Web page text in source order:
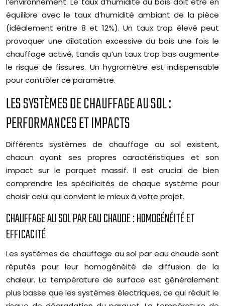
équilibre avec le taux d’humidité ambiant de la pièce
(idéalement entre 8 et 12%). Un taux trop élevé peut
provoquer une dilatation excessive du bois une fois le
chauffage activé, tandis qu’un taux trop bas augmente
le risque de fissures. Un hygromètre est indispensable
pour contrôler ce paramètre.
LES SYSTÈMES DE CHAUFFAGE AU SOL :
PERFORMANCES ET IMPACTS
Différents systèmes de chauffage au sol existent,
chacun ayant ses propres caractéristiques et son
impact sur le parquet massif. Il est crucial de bien
comprendre les spécificités de chaque système pour
choisir celui qui convient le mieux à votre projet.
CHAUFFAGE AU SOL PAR EAU CHAUDE : HOMOGÉNÉITÉ ET
EFFICACITÉ
Les systèmes de chauffage au sol par eau chaude sont
réputés pour leur homogénéité de diffusion de la
chaleur. La température de surface est généralement
plus basse que les systèmes électriques, ce qui réduit le